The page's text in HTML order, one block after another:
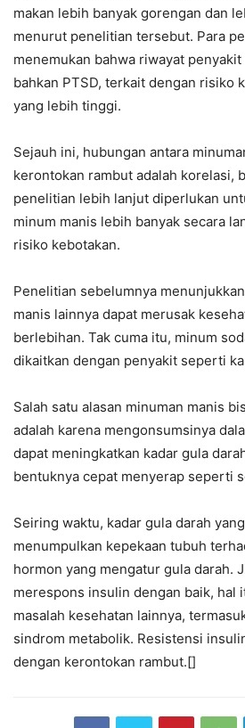
makan lebih banyak gorengan dan
menurut penelitian tersebut. Para
menemukan bahwa riwayat penyakit
bahkan PTSD, terkait dengan risiko
yang lebih tinggi.
Sejauh ini, hubungan antara
kerontokan rambut adalah korelasi,
penelitian lebih lanjut diperlukan
minum manis lebih banyak secara
risiko kebotakan.
Penelitian sebelumnya
manis lainnya dapat merusak
berlebihan. Tak cuma itu, minum
dikaitkan dengan penyakit seperti
Salah satu alasan minuman manis
adalah karena mengonsumsinya
dapat meningkatkan kadar gula
bentuknya cepat menyerap seperti
Seiring waktu, kadar gula darah
menumpulkan kepekaan tubuh
hormon yang mengatur gula darah.
merespons insulin dengan baik, hal
masalah kesehatan lainnya,
sindrom metabolik. Resistensi
dengan kerontokan rambut.[]